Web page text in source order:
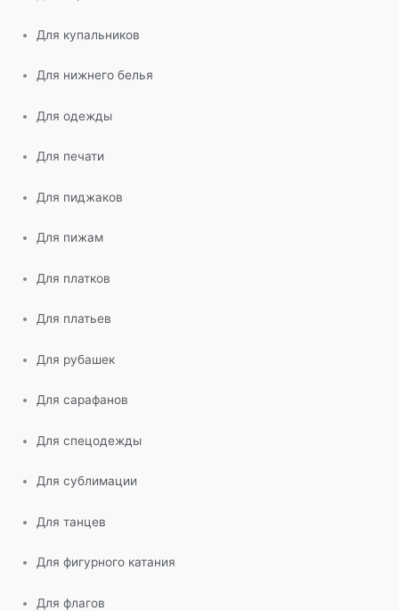
Для купальников
Для нижнего белья
Для одежды
Для печати
Для пиджаков
Для пижам
Для платков
Для платьев
Для рубашек
Для сарафанов
Для спецодежды
Для сублимации
Для танцев
Для фигурного катания
Для флагов